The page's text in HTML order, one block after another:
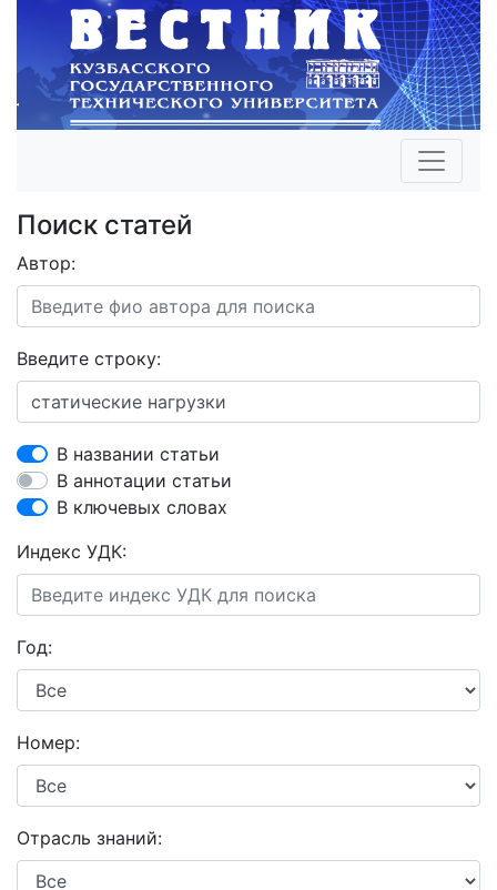
Поиск статей
Автор:
Введите строку:
В названии статьи
В аннотации статьи
В ключевых словах
Индекс УДК:
Год:
Номер:
Отрасль знаний: